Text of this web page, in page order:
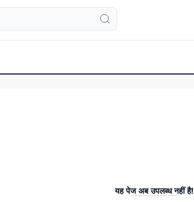
यह पेज अब उपलब्ध नहीं है!